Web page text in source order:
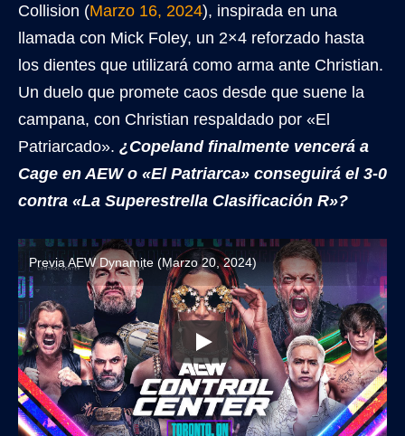
Collision (Marzo 16, 2024), inspirada en una
llamada con Mick Foley, un 2×4 reforzado hasta
los dientes que utilizará como arma ante Christian.
Un duelo que promete caos desde que suene la
campana, con Christian respaldado por «El
Patriarcado». ¿Copeland finalmente vencerá a
Cage en AEW o «El Patriarca» conseguirá el 3-0
contra «La Superestrella Clasificación R»?
Previa AEW Dynamite (Marzo 20, 2024)